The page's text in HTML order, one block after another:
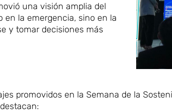
una visión amplia del
en la emergencia, sino en la
y tomar decisiones más
promovidos en la Semana de la